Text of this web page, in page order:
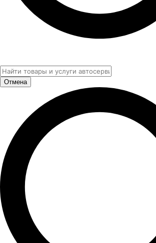
Отмена